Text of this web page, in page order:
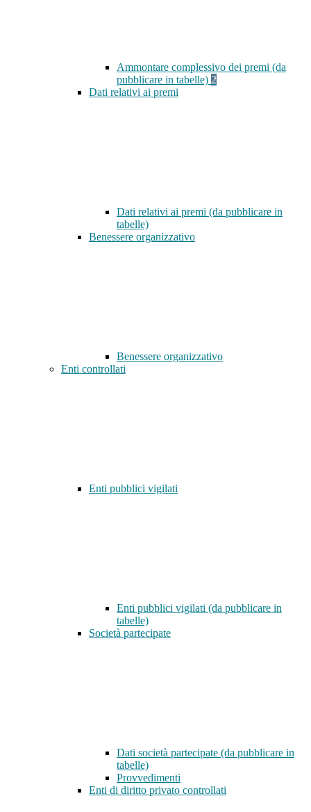
Ammontare complessivo dei premi (da
pubblicare in tabelle) 2
Dati relativi ai premi
Dati relativi ai premi (da pubblicare in
tabelle)
Benessere organizzativo
Benessere organizzativo
Enti controllati
Enti pubblici vigilati
Enti pubblici vigilati (da pubblicare in
tabelle)
Società partecipate
Dati società partecipate (da pubblicare in
tabelle)
Provvedimenti
Enti di diritto privato controllati